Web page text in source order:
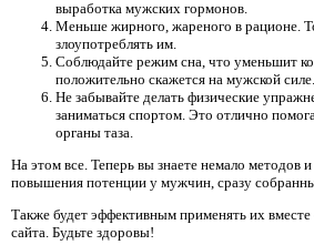
выработка мужских гормонов.
Меньше жирного, жареного в рационе.
злоупотреблять им.
Соблюдайте режим сна, что уменьшит
положительно скажется на мужской силе.
Не забывайте делать физические
заниматься спортом. Это отлично
органы таза.
На этом все. Теперь вы знаете немало методов
повышения потенции у мужчин, сразу
Также будет эффективным применять их
сайта. Будьте здоровы!